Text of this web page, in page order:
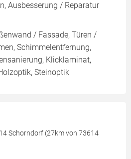
Ausbesserung / Reparatur
/ Fassade, Türen /
Schimmelentfernung,
Klicklaminat,
Steinoptik
Schorndorf (27km von 73614